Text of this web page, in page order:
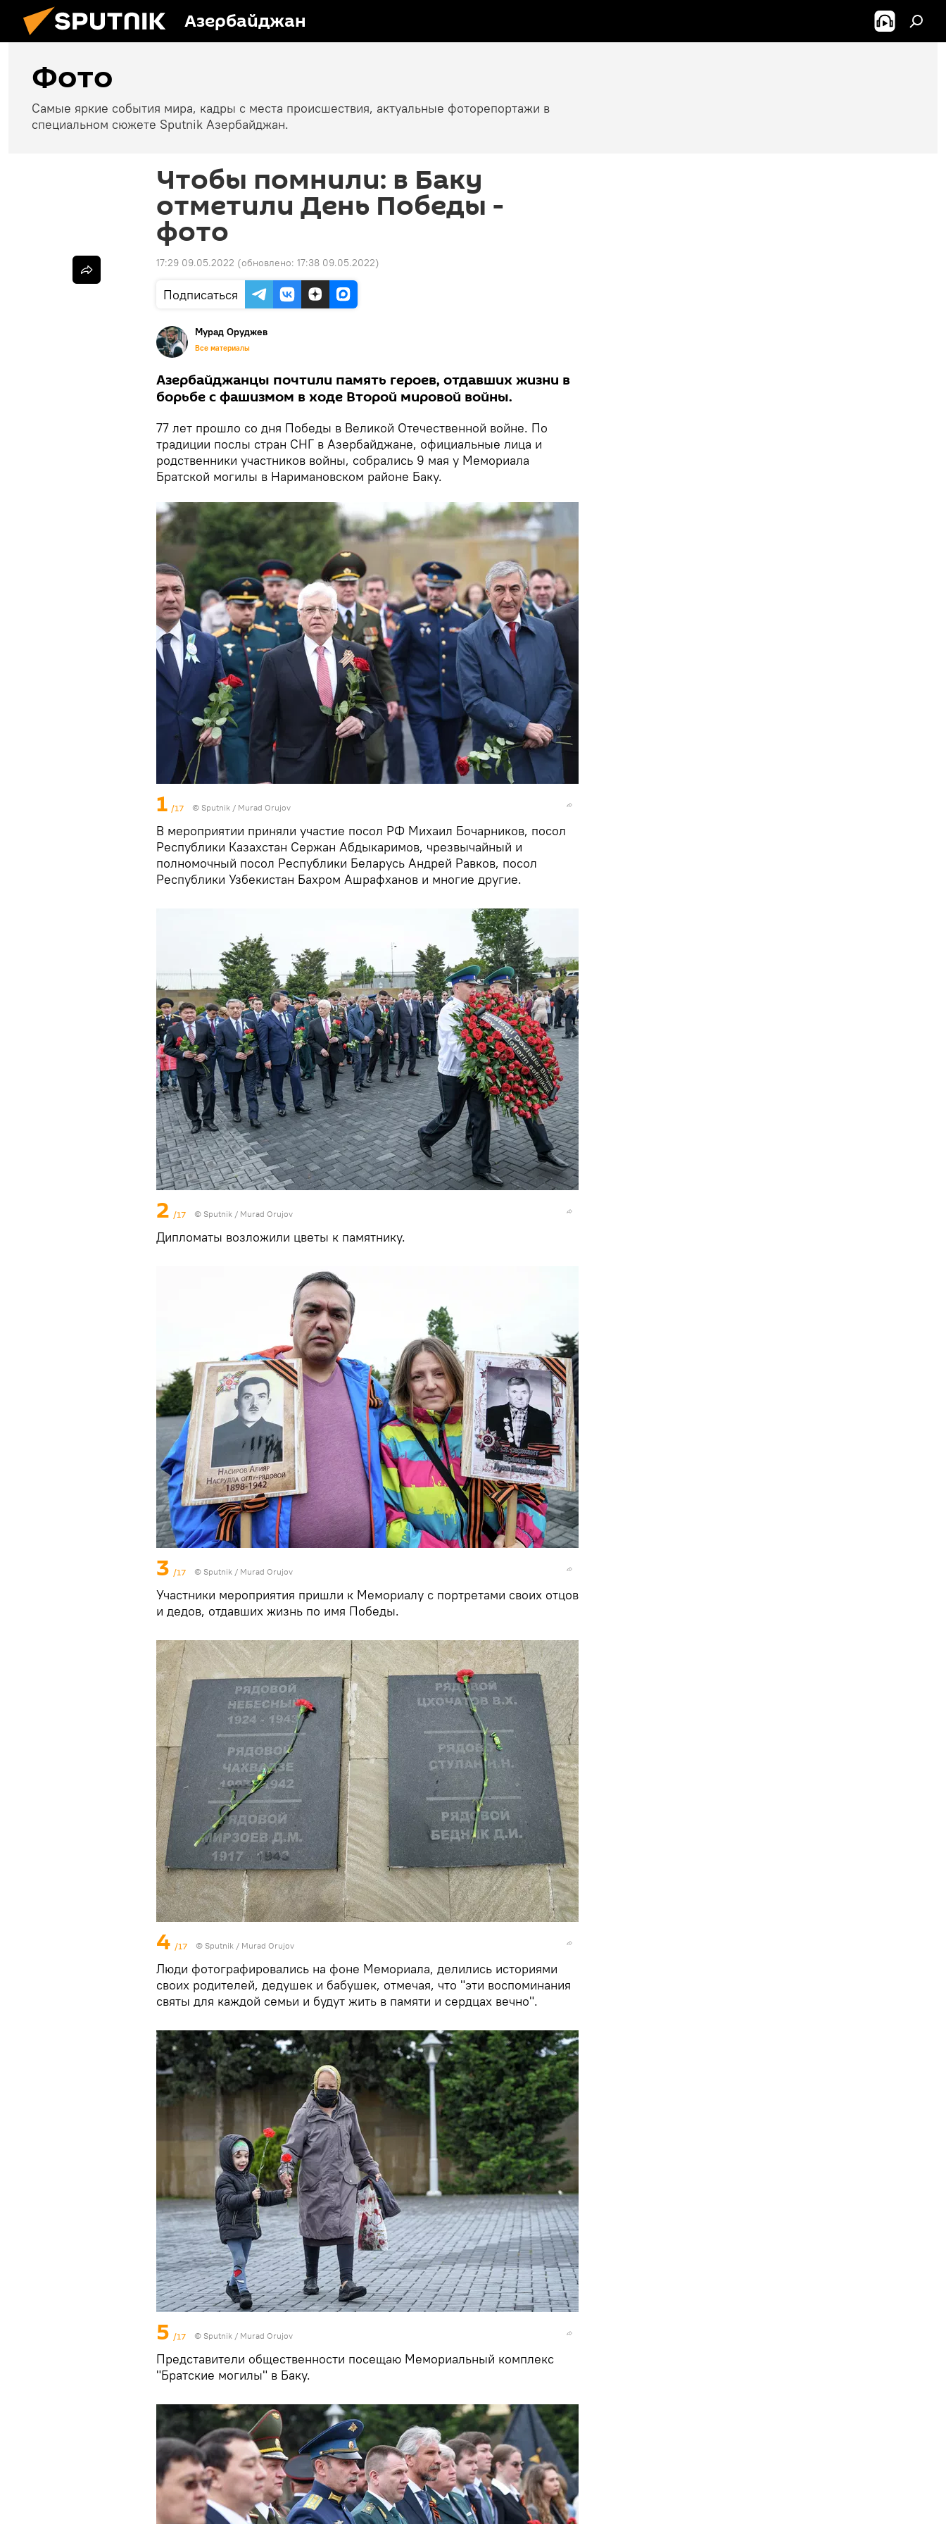
Азербайджан
Фото
Самые яркие события мира, кадры с места происшествия, актуальные фоторепортажи в
специальном сюжете Sputnik Азербайджан.
Чтобы помнили: в Баку
отметили День Победы -
фото
17:29 09.05.2022 (обновлено: 17:38 09.05.2022)
Подписаться
Мурад Оруджев
Все материалы
Азербайджанцы почтили память героев, отдавших жизни в
борьбе с фашизмом в ходе Второй мировой войны.
77 лет прошло со дня Победы в Великой Отечественной войне. По
традиции послы стран СНГ в Азербайджане, официальные лица и
родственники участников войны, собрались 9 мая у Мемориала
Братской могилы в Наримановском районе Баку.
1 /17 © Sputnik / Murad Orujov
В мероприятии приняли участие посол РФ Михаил Бочарников, посол
Республики Казахстан Сержан Абдыкаримов, чрезвычайный и
полномочный посол Республики Беларусь Андрей Равков, посол
Республики Узбекистан Бахром Ашрафханов и многие другие.
2 /17 © Sputnik / Murad Orujov
Дипломаты возложили цветы к памятнику.
3 /17 © Sputnik / Murad Orujov
Участники мероприятия пришли к Мемориалу с портретами своих отцов
и дедов, отдавших жизнь по имя Победы.
4 /17 © Sputnik / Murad Orujov
Люди фотографировались на фоне Мемориала, делились историями
своих родителей, дедушек и бабушек, отмечая, что "эти воспоминания
святы для каждой семьи и будут жить в памяти и сердцах вечно".
5 /17 © Sputnik / Murad Orujov
Представители общественности посещаю Мемориальный комплекс
"Братские могилы" в Баку.